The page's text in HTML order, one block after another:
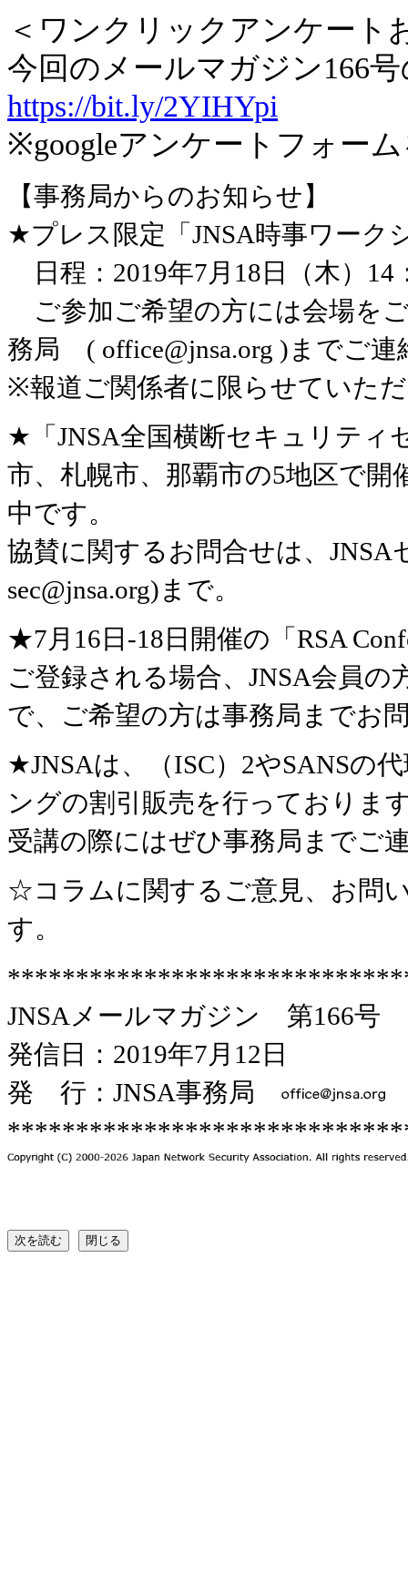
＜ワンクリックアンケート
今回のメールマガジン166
https://bit.ly/2YIHYpi
※googleアンケートフォー
【事務局からのお知らせ】
★プレス限定「JNSA時事ワーク
日程：2019年7月18日（木）14
ご参加ご希望の方には会場を
務局 ( office@jnsa.org )までご連
※報道ご関係者に限らせていた
★「JNSA全国横断セキュリティ
市、札幌市、那覇市の5地区で開
中です。
協賛に関するお問合せは、JNSA
sec@jnsa.org)まで。
★7月16日-18日開催の「RSA
ご登録される場合、JNSA会員
で、ご希望の方は事務局までお
★JNSAは、（ISC）2やSANSの
ングの割引販売を行っておりま
受講の際にはぜひ事務局までご
☆コラムに関するご意見、お問
す。
JNSAメールマガジン 第166号
発信日：2019年7月12日
発 行：JNSA事務局